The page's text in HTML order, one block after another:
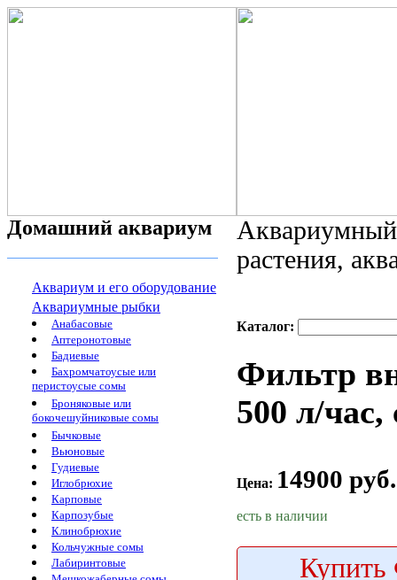
Домашний аквариум
Аквариум и его оборудование
Аквариумные рыбки
Анабасовые
Аптеронотовые
Бадиевые
Бахромчатоусые или
перистоусые сомы
Броняковые или
бокочешуйниковые сомы
Бычковые
Вьюновые
Гудиевые
Иглобрюхие
Карповые
Карпозубые
Клинобрюхие
Кольчужные сомы
Лабиринтовые
растения,
Каталог:
Фильтр
500 л/
Цена: 14900 руб.
есть в наличии
Купить